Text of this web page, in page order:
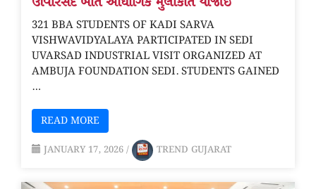
321 BBA STUDENTS OF KADI SARVA
VISHWAVIDYALAYA PARTICIPATED IN SEDI
UVARSAD INDUSTRIAL VISIT ORGANIZED AT
AMBUJA FOUNDATION SEDI. STUDENTS GAINED
…
READ MORE
JANUARY 17, 2026 / TREND GUJARAT